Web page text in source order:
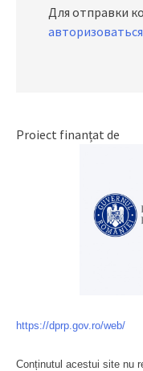
Для отправки
авторизоваться
Proiect finanțat de
https://dprp.gov.ro/web/
Conținutul acestui site nu